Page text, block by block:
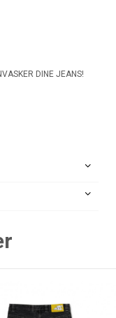
DINE JEANS!